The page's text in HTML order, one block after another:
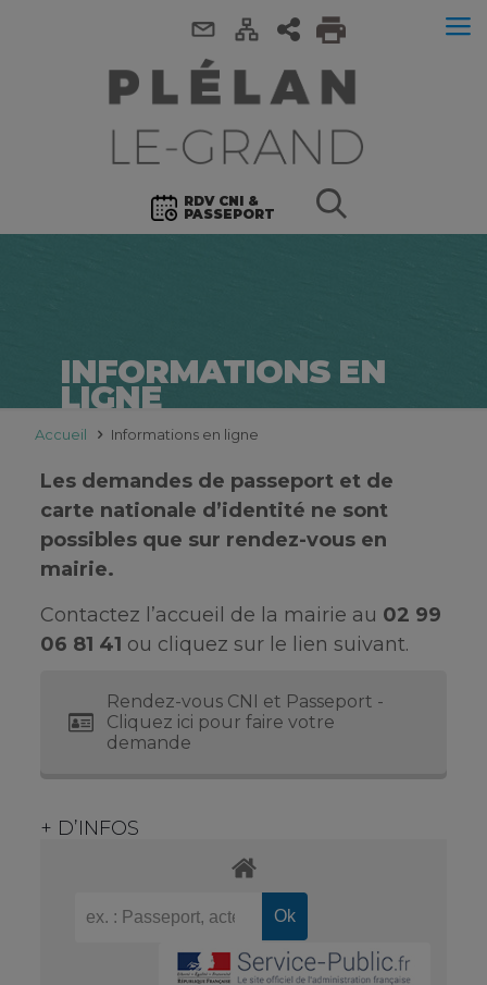
RDV CNI &
PASSEPORT
INFORMATIONS EN
LIGNE
Accueil Informations en ligne
Les demandes de passeport et de
carte nationale d’identité ne sont
possibles que sur rendez-vous en
mairie.
Contactez l’accueil de la mairie au 02 99
06 81 41 ou cliquez sur le lien suivant.
Rendez-vous CNI et Passeport -
Cliquez ici pour faire votre
demande
+ D’INFOS